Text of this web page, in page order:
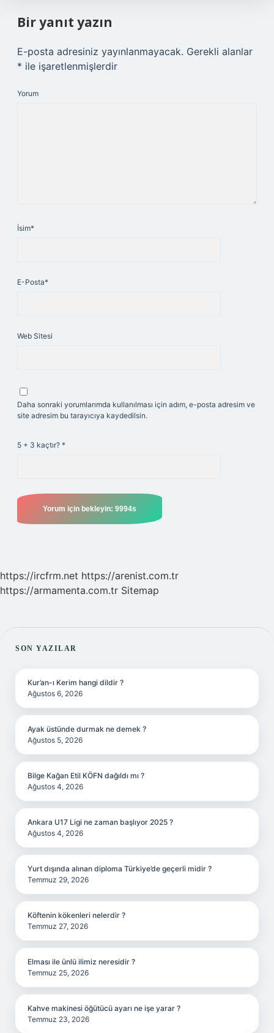
Bir yanıt yazın
E-posta adresiniz yayınlanmayacak. Gerekli alanlar
* ile işaretlenmişlerdir
Yorum
İsim*
E-Posta*
Web Sitesi
Daha sonraki yorumlarımda kullanılması için adım, e-posta adresim ve
site adresim bu tarayıcıya kaydedilsin.
5 + 3 kaçtır? *
https://ircfrm.net https://arenist.com.tr
https://armamenta.com.tr Sitemap
SIDEBAR
SON YAZILAR
Kur’an-ı Kerim hangi dildir ?
Ağustos 6, 2026
Ayak üstünde durmak ne demek ?
Ağustos 5, 2026
Bilge Kağan Etil KÖFN dağıldı mı ?
Ağustos 4, 2026
Ankara U17 Ligi ne zaman başlıyor 2025 ?
Ağustos 4, 2026
Yurt dışında alınan diploma Türkiye’de geçerli midir ?
Temmuz 29, 2026
Köftenin kökenleri nelerdir ?
Temmuz 27, 2026
Elması ile ünlü ilimiz neresidir ?
Temmuz 25, 2026
Kahve makinesi öğütücü ayarı ne işe yarar ?
Temmuz 23, 2026